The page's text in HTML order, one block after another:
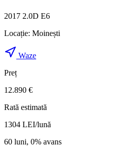
2017 2.0D E6
Locație: Moinești
Waze
Preț
12.890 €
Rată estimată
1304 LEI/lună
60 luni, 0% avans